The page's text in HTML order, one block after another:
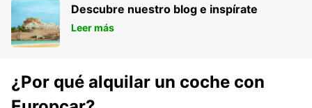
Descubre nuestro blog e inspírate
Leer más
¿Por qué alquilar un coche con